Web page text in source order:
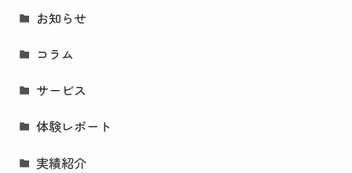
お知らせ
コラム
サービス
体験レポート
実績紹介